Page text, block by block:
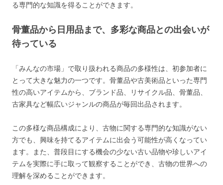
る専門的な知識を得ることができます。
骨董品から日用品まで、多彩な商品との出会いが
待っている
「みんなの市場」で取り扱われる商品の多様性は、初参加者に
とって大きな魅力の一つです。骨董品や古美術品といった専門
性の高いアイテムから、ブランド品、リサイクル品、骨董品、
古家具など幅広いジャンルの商品が毎回出品されます。
この多様な商品構成により、古物に関する専門的な知識がない
方でも、興味を持てるアイテムに出会う可能性が高くなってい
ます。また、普段目にする機会の少ない古い品物や珍しいアイ
テムを実際に手に取って観察することができ、古物の世界への
理解を深めることができます。